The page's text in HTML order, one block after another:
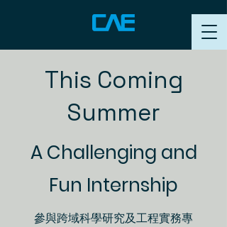
This Coming
Summer
A Challenging and
Fun Internship
參與跨域科學研究及工程實務專